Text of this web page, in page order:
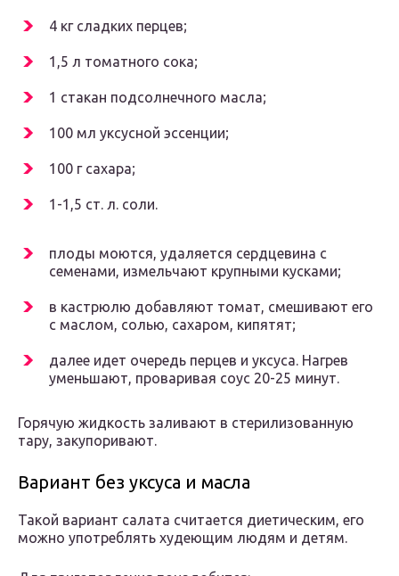
4 кг сладких перцев;
1,5 л томатного сока;
1 стакан подсолнечного масла;
100 мл уксусной эссенции;
100 г сахара;
1-1,5 ст. л. соли.
плоды моются, удаляется сердцевина с
семенами, измельчают крупными кусками;
в кастрюлю добавляют томат, смешивают его
с маслом, солью, сахаром, кипятят;
далее идет очередь перцев и уксуса. Нагрев
уменьшают, проваривая соус 20-25 минут.
Горячую жидкость заливают в стерилизованную
тару, закупоривают.
Вариант без уксуса и масла
Такой вариант салата считается диетическим, его
можно употреблять худеющим людям и детям.